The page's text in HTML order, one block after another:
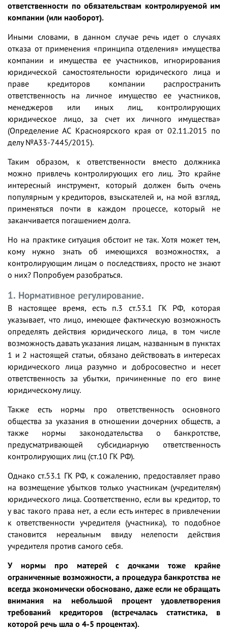
ответственности по обязательствам контролируемой им
компании (или наоборот).
Иными словами, в данном случае речь идет о случаях
отказа от применения «принципа отделения» имущества
компании и имущества ее участников, игнорирования
юридической самостоятельности юридического лица и
праве кредиторов компании распространить
ответственность на личное имущество ее участников,
менеджеров или иных лиц, контролирующих
юридическое лицо, за счет их личного имущества»
(Определение АС Красноярского края от 02.11.2015 по
делу №А33-7445/2015).
Таким образом, к ответственности вместо должника
можно привлечь контролирующих его лиц. Это крайне
интересный инструмент, который должен быть очень
популярным у кредиторов, взыскателей и, на мой взгляд,
применяться почти в каждом процессе, который не
заканчивается погашением долга.
Но на практике ситуация обстоит не так. Хотя может тем,
кому нужно знать об имеющихся возможностях, а
контролирующим лицам о последствиях, просто не знают
о них? Попробуем разобраться.
1. Нормативное регулирование.
В настоящее время, есть п.3 ст.53.1 ГК РФ, которая
указывает, что лицо, имеющее фактическую возможность
определять действия юридического лица, в том числе
возможность давать указания лицам, названным в пунктах
1 и 2 настоящей статьи, обязано действовать в интересах
юридического лица разумно и добросовестно и несет
ответственность за убытки, причиненные по его вине
юридическому лицу.
Также есть нормы про ответственность основного
общества за указания в отношении дочерних обществ, а
также нормы законодательства о банкротстве,
предусматривающей субсидиарную ответственность
контролирующих лиц (ст.10 ГК РФ).
Однако ст.53.1 ГК РФ, к сожалению, предоставляет право
на возмещение убытков только участникам (учредителям)
юридического лица. Соответственно, если вы кредитор, то
у вас такого права нет, а если есть интерес в привлечении
к ответственности учредителя (участника), то подобное
становится нереальным ввиду нелепости действия
учредителя против самого себя.
У нормы про матерей с дочками тоже крайне
ограниченные возможности, а процедура банкротства не
всегда экономически обосновано, даже если не обращать
внимания на небольшой процент удовлетворения
требований кредиторов (встречалась статистика, в
которой речь шла о 4-5 процентах).